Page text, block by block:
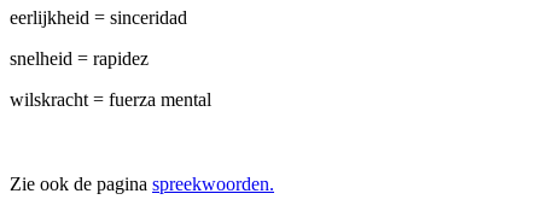
eerlijkheid = sinceridad
snelheid = rapidez
wilskracht = fuerza mental
Zie ook de pagina spreekwoorden.